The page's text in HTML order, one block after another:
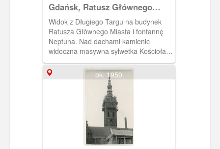
Gdańsk, Ratusz Głównego
Miasta
Widok z Długiego Targu na budynek
Ratusza Głównego Miasta i fontannę
Neptuna. Nad dachami kamienic
widoczna masywna sylwetka Kościoła
Mariackiego.
ok. 1950